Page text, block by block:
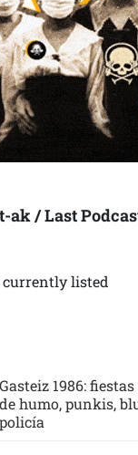
ak / Last
currently listed
Gasteiz 1986:
de humo, punkis,
policía